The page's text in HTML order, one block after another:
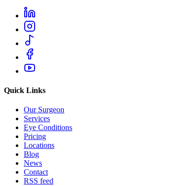
Quick Links
Our Surgeon
Services
Eye Conditions
Pricing
Locations
Blog
News
Contact
RSS feed